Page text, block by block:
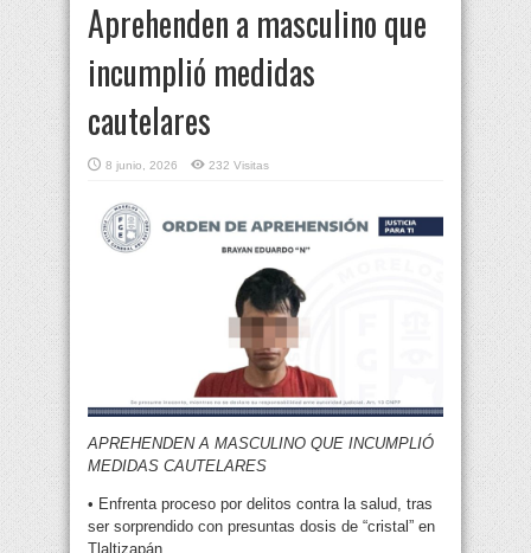
Aprehenden a masculino que
incumplió medidas
cautelares
8 junio, 2026 232 Visitas
APREHENDEN A MASCULINO QUE INCUMPLIÓ
MEDIDAS CAUTELARES
• Enfrenta proceso por delitos contra la salud, tras
ser sorprendido con presuntas dosis de “cristal” en
Tlaltizapán